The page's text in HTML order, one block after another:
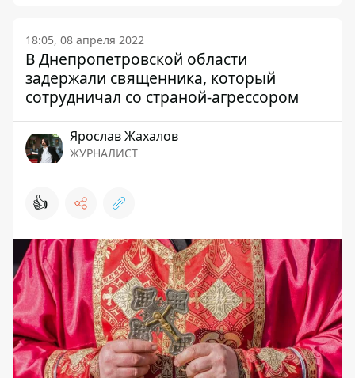
18:05, 08 апреля 2022
В Днепропетровской области
задержали священника, который
сотрудничал со страной-агрессором
Ярослав Жахалов
ЖУРНАЛИСТ
👍